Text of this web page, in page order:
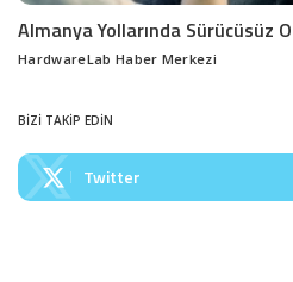
Almanya Yollarında Sürücüsüz
Posted
HardwareLab Haber Merkezi
BİZİ TAKİP EDİN
Twitter